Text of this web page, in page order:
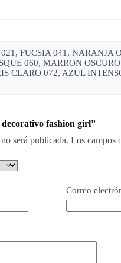
FUCSIA 041, NARANJA
060, MARRON
CLARO 072, AZUL
fashion girl”
será publicada. Los campos
Correo